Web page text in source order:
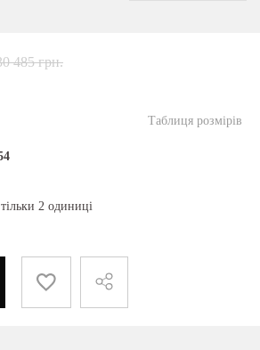
485 грн.
Таблиця розмірів
2 одиниці